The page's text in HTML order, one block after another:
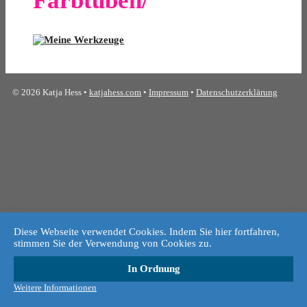
© 2026 Katja Hess • katjahess.com • Impressum • Datenschutzerklärung
Diese Webseite verwendet Cookies. Indem Sie hier fortfahren,
stimmen Sie der Verwendung von Cookies zu.
In Ordnung
Weitere Informationen